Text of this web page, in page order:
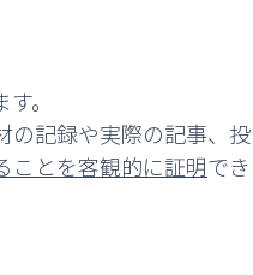
。
の記録や実際の記事、投
ことを客観的に証明でき